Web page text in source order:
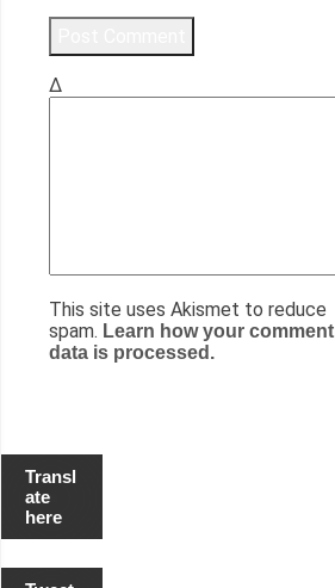
Δ
This site uses Akismet to reduce
spam. Learn how your comment
data is processed.
Transl
ate
here